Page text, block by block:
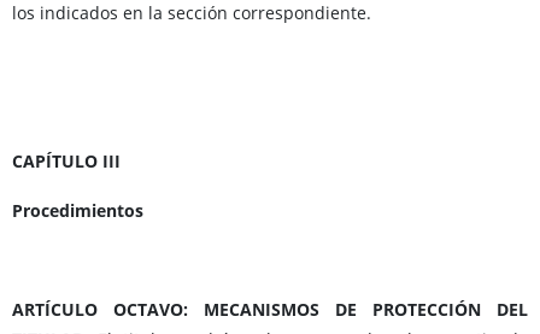
los indicados en la sección correspondiente.
CAPÍTULO III
Procedimientos
ARTÍCULO OCTAVO: MECANISMOS DE PROTECCIÓN DEL